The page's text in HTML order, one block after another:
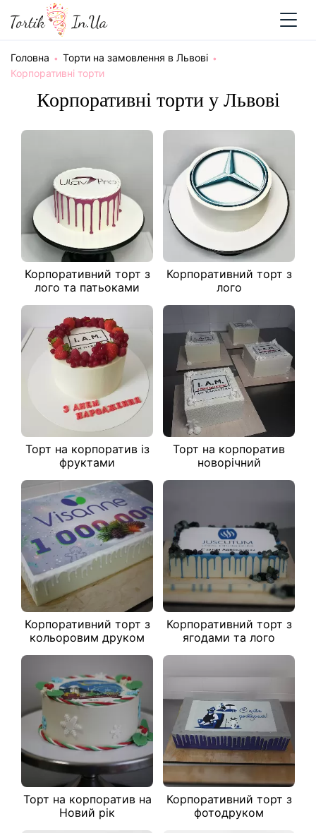
Головна
Торти на замовлення в Львові
Корпоративні торти
Корпоративні торти у Львові
Корпоративний торт з
лого та патьоками
Корпоративний торт з
лого
Торт на корпоратив із
фруктами
Торт на корпоратив
новорічний
Корпоративний торт з
кольоровим друком
Корпоративний торт з
ягодами та лого
Торт на корпоратив на
Новий рік
Корпоративний торт з
фотодруком